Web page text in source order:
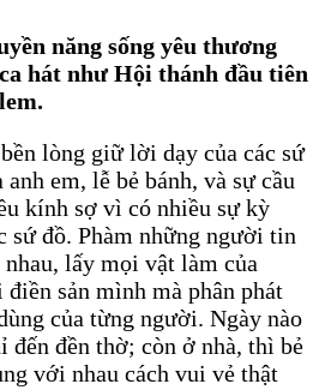
năng sống yêu thương
hát như Hội thánh đầu tiên
lòng giữ lời dạy của các sứ
em, lễ bẻ bánh, và sự cầu
kính sợ vì có nhiều sự kỳ
sứ đồ. Phàm những người tin
lấy mọi vật làm của
sản mình mà phân phát
của từng người. Ngày nào
đến đền thờ; còn ở nhà, thì bẻ
với nhau cách vui vẻ thật